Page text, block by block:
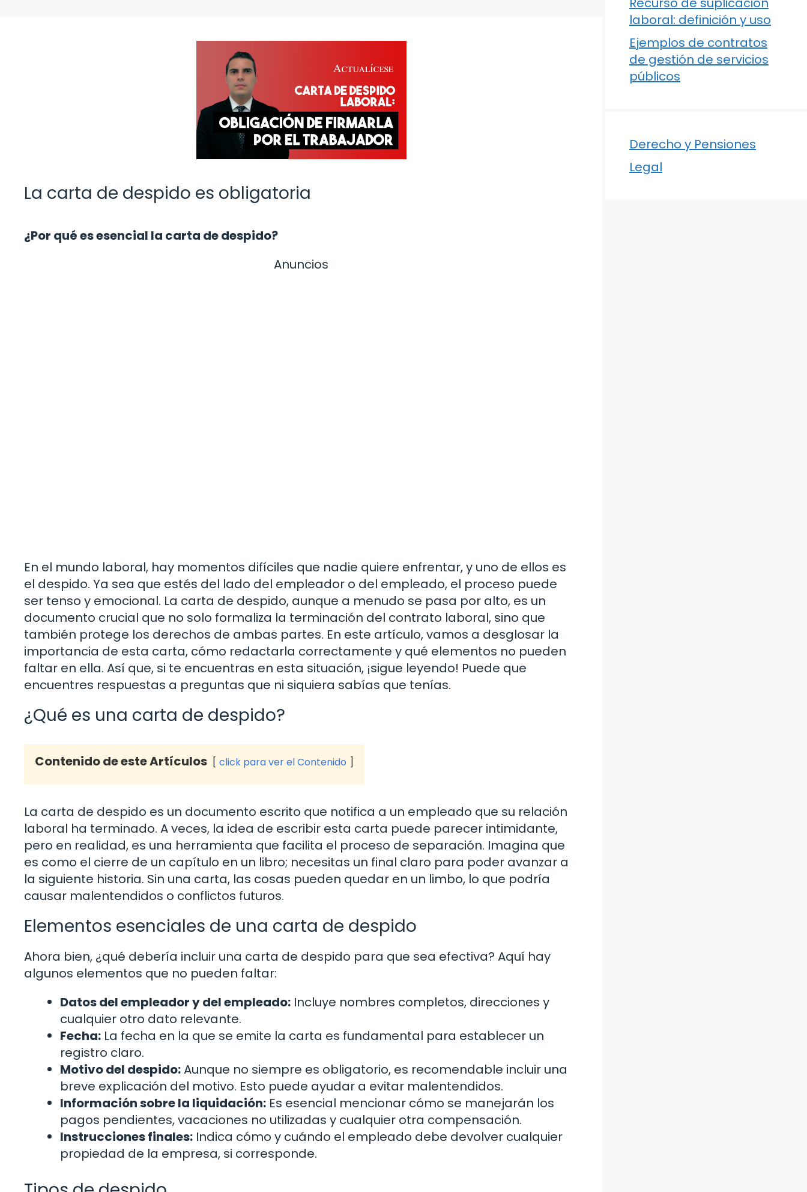
La carta de despido es obligatoria
¿Por qué es esencial la carta de despido?
Anuncios
En el mundo laboral, hay momentos difíciles que nadie quiere enfrentar, y uno de ellos es
el despido. Ya sea que estés del lado del empleador o del empleado, el proceso puede
ser tenso y emocional. La carta de despido, aunque a menudo se pasa por alto, es un
documento crucial que no solo formaliza la terminación del contrato laboral, sino que
también protege los derechos de ambas partes. En este artículo, vamos a desglosar la
importancia de esta carta, cómo redactarla correctamente y qué elementos no pueden
faltar en ella. Así que, si te encuentras en esta situación, ¡sigue leyendo! Puede que
encuentres respuestas a preguntas que ni siquiera sabías que tenías.
¿Qué es una carta de despido?
Contenido de este Artículos click para ver el Contenido
La carta de despido es un documento escrito que notifica a un empleado que su relación
laboral ha terminado. A veces, la idea de escribir esta carta puede parecer intimidante,
pero en realidad, es una herramienta que facilita el proceso de separación. Imagina que
es como el cierre de un capítulo en un libro; necesitas un final claro para poder avanzar a
la siguiente historia. Sin una carta, las cosas pueden quedar en un limbo, lo que podría
causar malentendidos o conflictos futuros.
Elementos esenciales de una carta de despido
Ahora bien, ¿qué debería incluir una carta de despido para que sea efectiva? Aquí hay
algunos elementos que no pueden faltar:
Datos del empleador y del empleado: Incluye nombres completos, direcciones y
cualquier otro dato relevante.
Fecha: La fecha en la que se emite la carta es fundamental para establecer un
registro claro.
Motivo del despido:Aunque no siempre es obligatorio, es recomendable incluir una
breve explicación del motivo. Esto puede ayudar a evitar malentendidos.
Información sobre la liquidación: Es esencial mencionar cómo se manejarán los
pagos pendientes, vacaciones no utilizadas y cualquier otra compensación.
Instrucciones finales: Indica cómo y cuándo el empleado debe devolver cualquier
propiedad de la empresa, si corresponde.
laboral: definición y uso
Ejemplos de contratos
de gestión de servicios
públicos
Derecho y Pensiones
Legal